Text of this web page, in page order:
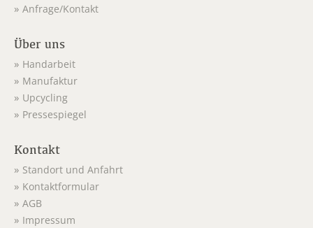
Anfrage/Kontakt
Über uns
Handarbeit
Manufaktur
Upcycling
Pressespiegel
Kontakt
Standort und Anfahrt
Kontaktformular
AGB
Impressum